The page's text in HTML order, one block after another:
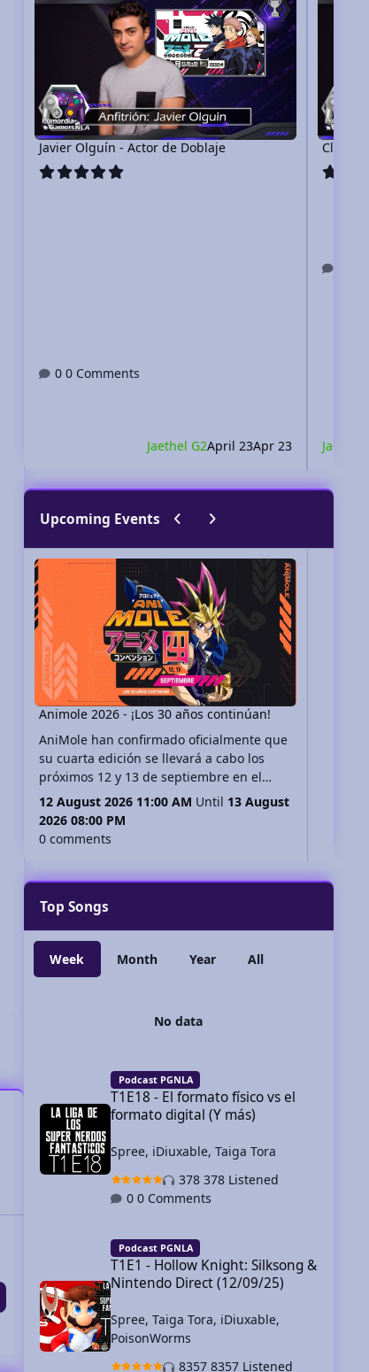
Javier Olguín - Actor de Doblaje
0 Comments
Jaethel G2April 23Apr 23 Jaethel
Upcoming Events Previous carousel slide
Next carousel slide
Animole 2026 - ¡Los 30 años continúan!
Animole 2026 - ¡Los 30 años continúan!
AniMole han confirmado oficialmente que
su cuarta edición se llevará a cabo los
próximos 12 y 13 de septiembre en el
Centro de Convenciones del World Trade
Center (WTC) de la Ciudad de México, no
te lo pierdas!
12 August 2026 11:00 AM Until 13 August
2026 08:00 PM
0 comments
Top Songs
Week Month Year All
No data
Podcast PGNLA
T1E18 - El formato físico vs el
formato digital (Y más)
Spree, iDiuxable,Taiga Tora
378 Listened
0 Comments
Podcast PGNLA
T1E1 - Hollow Knight: Silksong &
Nintendo Direct (12/09/25)
Spree,Taiga Tora, iDiuxable,
PoisonWorms
8357 Listened